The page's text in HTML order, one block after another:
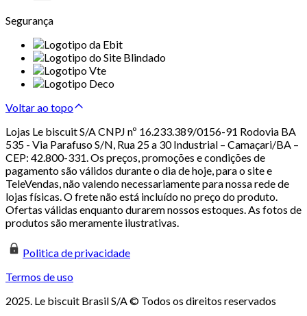
Segurança
Voltar ao topo
Lojas Le biscuit S/A CNPJ nº 16.233.389/0156-91 Rodovia BA
535 - Via Parafuso S/N, Rua 25 a 30 Industrial – Camaçari/BA –
CEP: 42.800-331. Os preços, promoções e condições de
pagamento são válidos durante o dia de hoje, para o site e
TeleVendas, não valendo necessariamente para nossa rede de
lojas físicas. O frete não está incluído no preço do produto.
Ofertas válidas enquanto durarem nossos estoques. As fotos de
produtos são meramente ilustrativas.
Politica de privacidade
Termos de uso
2025. Le biscuit Brasil S/A © Todos os direitos reservados